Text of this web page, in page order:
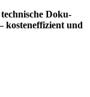
Doku­
kosten­effizient und